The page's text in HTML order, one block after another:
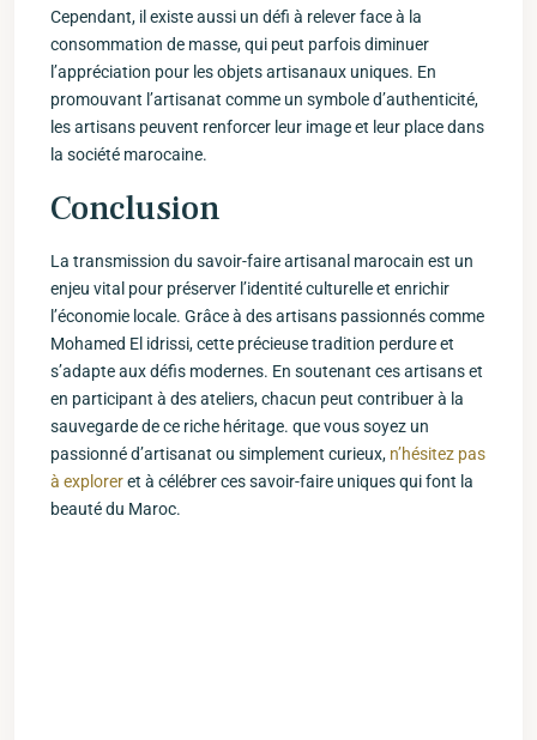
Cependant, il existe aussi‌ un ⁤défi à relever face à la
⁤consommation de masse, qui⁣ peut parfois diminuer⁤
l’appréciation pour les objets artisanaux ‌uniques. En
promouvant l’artisanat comme un symbole d’authenticité,
les artisans peuvent renforcer leur image et leur place dans
la société marocaine.
Conclusion
La transmission du ⁣savoir-faire artisanal marocain est un
enjeu vital pour préserver l’identité culturelle et ⁢enrichir
l’économie locale. Grâce à des artisans passionnés comme
Mohamed‌ El idrissi, cette⁤ précieuse tradition perdure et
s’adapte aux ‌défis modernes. En soutenant ces artisans et⁢
en participant⁢ à des ateliers, chacun peut ​contribuer⁤ à la
sauvegarde de ce riche héritage. que vous soyez un
passionné d’artisanat ou simplement curieux, n’hésitez ​pas
à exploreret à célébrer ⁢ces ⁤savoir-faire uniques qui‍ font la
beauté du Maroc.